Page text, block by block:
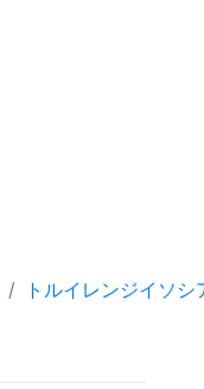
トルイレンジイソシ